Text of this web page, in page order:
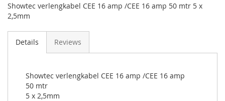
Showtec verlengkabel CEE 16 amp /CEE 16 amp 50 mtr 5 x
2,5mm
Details Reviews
Showtec verlengkabel CEE 16 amp /CEE 16 amp
50 mtr
5 x 2,5mm